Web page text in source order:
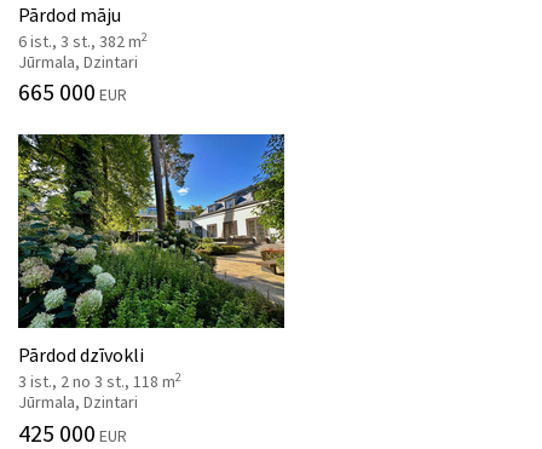
Pārdod māju
6 ist., 3 st., 382 m2
Jūrmala, Dzintari
665 000 EUR
Pārdod dzīvokli
3 ist., 2 no 3 st., 118 m2
Jūrmala, Dzintari
425 000 EUR